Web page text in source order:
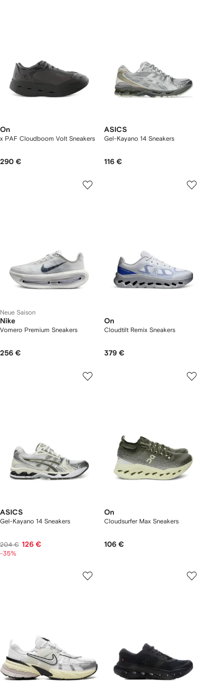
On
x PAF Cloudboom Volt Sneakers
290 €
ASICS
Gel-Kayano 14 Sneakers
116 €
Neue Saison
Nike
Vomero Premium Sneakers
256 €
On
Cloudtilt Remix Sneakers
379 €
ASICS
Gel-Kayano 14 Sneakers
204 € 126 €
-35%
On
Cloudsurfer Max Sneakers
106 €